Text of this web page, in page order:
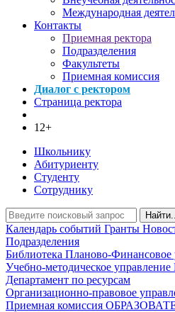
Международная
Контакты
Приемная ректора
Подразделения
Факультеты
Приемная комиссия
Диалог с ректором
Страница ректора
12+
Школьнику
Абитуриенту
Студенту
Сотруднику
Найти...
Календарь событий Гранты
Подразделения
Библиотека Планово-Финансовое
Учебно-методическое управление
Департамент по ресурсам
Организационно-правовое
Приемная комиссия